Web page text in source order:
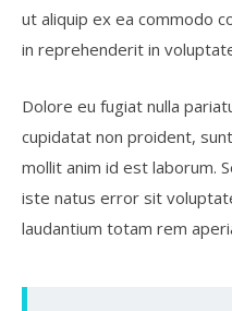
ut aliquip ex ea commodo
in reprehenderit in
Dolore eu fugiat nulla
cupidatat non proident,
mollit anim id est laborum.
iste natus error sit
laudantium totam rem